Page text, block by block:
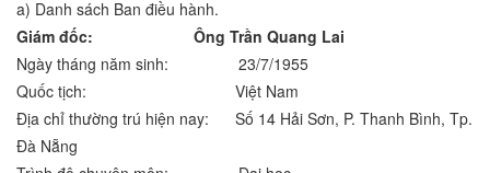
a) Danh sách Ban điều hành.
Giám đốc: Ông Trần Quang Lai
Ngày tháng năm sinh: 23/7/1955
Quốc tịch: Việt Nam
Địa chỉ thường trú hiện nay: Số 14 Hải Sơn, P. Thanh Bình, Tp.
Đà Nẵng